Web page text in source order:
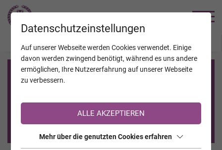
Registrierung auf TrauerHilfe.it
Sie sind noch nicht auf TrauerHilfe.it registriert?
>> zur kostenlosen Registrierung <<
Datenschutzeinstellungen
Auf unserer Webseite werden Cookies verwendet. Einige
davon werden zwingend benötigt, während es uns andere
ermöglichen, Ihre Nutzererfahrung auf unserer Webseite
zu verbessern.
ALLE AKZEPTIEREN
Mehr über die genutzten Cookies erfahren
JAHRESTAGE KALENDER VERSTORBENE